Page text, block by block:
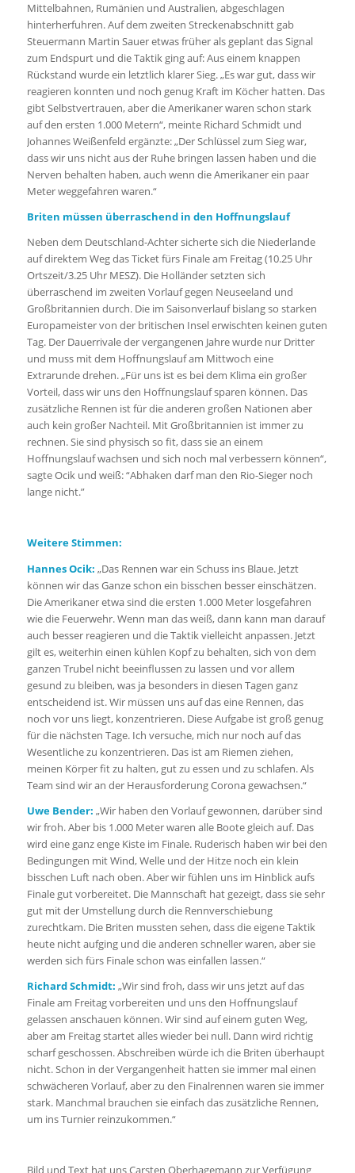
Mittelbahnen, Rumänien und Australien, abgeschlagen
hinterherfuhren. Auf dem zweiten Streckenabschnitt gab
Steuermann Martin Sauer etwas früher als geplant das Signal
zum Endspurt und die Taktik ging auf: Aus einem knappen
Rückstand wurde ein letztlich klarer Sieg. „Es war gut, dass wir
reagieren konnten und noch genug Kraft im Köcher hatten. Das
gibt Selbstvertrauen, aber die Amerikaner waren schon stark
auf den ersten 1.000 Metern“, meinte Richard Schmidt und
Johannes Weißenfeld ergänzte: „Der Schlüssel zum Sieg war,
dass wir uns nicht aus der Ruhe bringen lassen haben und die
Nerven behalten haben, auch wenn die Amerikaner ein paar
Meter weggefahren waren.“
Briten müssen überraschend in den Hoffnungslauf
Neben dem Deutschland-Achter sicherte sich die Niederlande
auf direktem Weg das Ticket fürs Finale am Freitag (10.25 Uhr
Ortszeit/3.25 Uhr MESZ). Die Holländer setzten sich
überraschend im zweiten Vorlauf gegen Neuseeland und
Großbritannien durch. Die im Saisonverlauf bislang so starken
Europameister von der britischen Insel erwischten keinen guten
Tag. Der Dauerrivale der vergangenen Jahre wurde nur Dritter
und muss mit dem Hoffnungslauf am Mittwoch eine
Extrarunde drehen. „Für uns ist es bei dem Klima ein großer
Vorteil, dass wir uns den Hoffnungslauf sparen können. Das
zusätzliche Rennen ist für die anderen großen Nationen aber
auch kein großer Nachteil. Mit Großbritannien ist immer zu
rechnen. Sie sind physisch so fit, dass sie an einem
Hoffnungslauf wachsen und sich noch mal verbessern können“,
sagte Ocik und weiß: “Abhaken darf man den Rio-Sieger noch
lange nicht.”
Weitere Stimmen:
Hannes Ocik: „Das Rennen war ein Schuss ins Blaue. Jetzt
können wir das Ganze schon ein bisschen besser einschätzen.
Die Amerikaner etwa sind die ersten 1.000 Meter losgefahren
wie die Feuerwehr. Wenn man das weiß, dann kann man darauf
auch besser reagieren und die Taktik vielleicht anpassen. Jetzt
gilt es, weiterhin einen kühlen Kopf zu behalten, sich von dem
ganzen Trubel nicht beeinflussen zu lassen und vor allem
gesund zu bleiben, was ja besonders in diesen Tagen ganz
entscheidend ist. Wir müssen uns auf das eine Rennen, das
noch vor uns liegt, konzentrieren. Diese Aufgabe ist groß genug
für die nächsten Tage. Ich versuche, mich nur noch auf das
Wesentliche zu konzentrieren. Das ist am Riemen ziehen,
meinen Körper fit zu halten, gut zu essen und zu schlafen. Als
Team sind wir an der Herausforderung Corona gewachsen.“
Uwe Bender: „Wir haben den Vorlauf gewonnen, darüber sind
wir froh. Aber bis 1.000 Meter waren alle Boote gleich auf. Das
wird eine ganz enge Kiste im Finale. Ruderisch haben wir bei den
Bedingungen mit Wind, Welle und der Hitze noch ein klein
bisschen Luft nach oben. Aber wir fühlen uns im Hinblick aufs
Finale gut vorbereitet. Die Mannschaft hat gezeigt, dass sie sehr
gut mit der Umstellung durch die Rennverschiebung
zurechtkam. Die Briten mussten sehen, dass die eigene Taktik
heute nicht aufging und die anderen schneller waren, aber sie
werden sich fürs Finale schon was einfallen lassen.“
Richard Schmidt: „Wir sind froh, dass wir uns jetzt auf das
Finale am Freitag vorbereiten und uns den Hoffnungslauf
gelassen anschauen können. Wir sind auf einem guten Weg,
aber am Freitag startet alles wieder bei null. Dann wird richtig
scharf geschossen. Abschreiben würde ich die Briten überhaupt
nicht. Schon in der Vergangenheit hatten sie immer mal einen
schwächeren Vorlauf, aber zu den Finalrennen waren sie immer
stark. Manchmal brauchen sie einfach das zusätzliche Rennen,
um ins Turnier reinzukommen.“
Bild und Text hat uns Carsten Oberhagemann zur Verfügung